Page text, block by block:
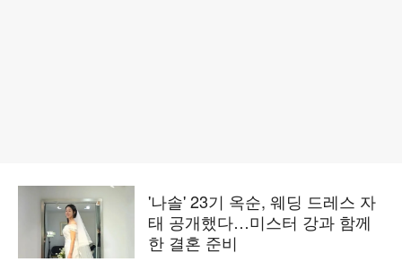
'나솔' 23기 옥순, 웨딩 드레스 자
태 공개했다…미스터 강과 함께
한 결혼 준비